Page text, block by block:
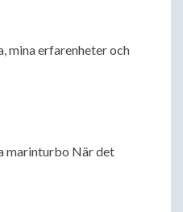
mina erfarenheter och
marinturbo När det